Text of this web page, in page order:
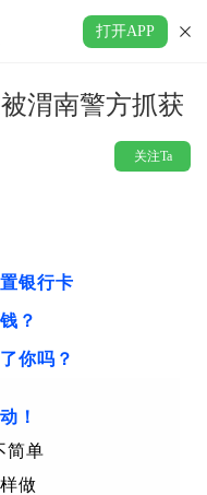
打开APP
渭南警方抓获
关注Ta
银行卡
？
你吗？
！
简单
做